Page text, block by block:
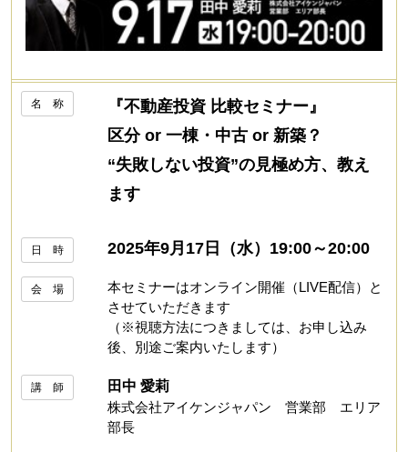
名 称
『不動産投資 比較セミナー』
区分 or 一棟・中古 or 新築？
“失敗しない投資”の見極め方、教え
ます
日 時 2025年9月17日（水）19:00～20:00
会 場
本セミナーはオンライン開催（LIVE配信）と
させていただきます
（※視聴方法につきましては、お申し込み
後、別途ご案内いたします）
講 師
田中 愛莉
株式会社アイケンジャパン 営業部 エリア
部長